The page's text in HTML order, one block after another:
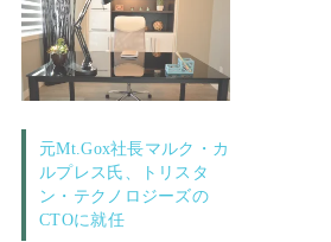
元Mt.Gox社長マルク・カ
ルプレス氏、トリスタ
ン・テクノロジーズの
CTOに就任